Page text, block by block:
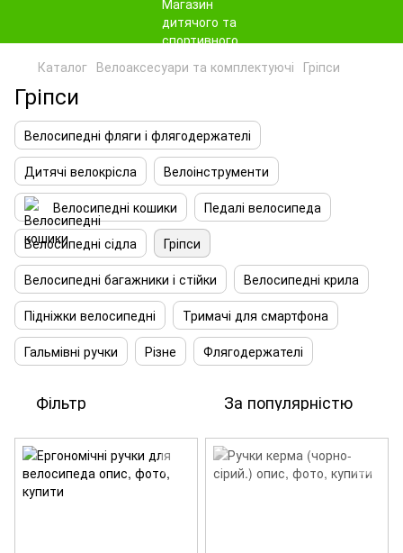
Каталог Велоаксесуари та комплектуючі Гріпси
Гріпси
Велосипедні фляги і флягодержателі
Дитячі велокрісла
Велоінструменти
Велосипедні кошики
Педалі велосипеда
Велосипедні сідла
Гріпси
Велосипедні багажники і стійки
Велосипедні крила
Підніжки велосипедні
Тримачі для смартфона
Гальмівні ручки
Різне Флягодержателі
Фільтр За популярністю